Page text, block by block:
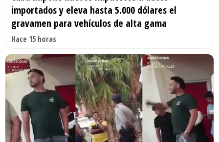
importados y eleva hasta 5.000 dólares el
gravamen para vehículos de alta gama
Hace 15 horas